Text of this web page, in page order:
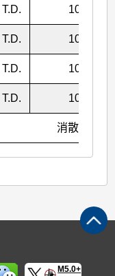
T.D. 1004
T.D. 1004
T.D. 1004
T.D. 1004
消散
M5.0+